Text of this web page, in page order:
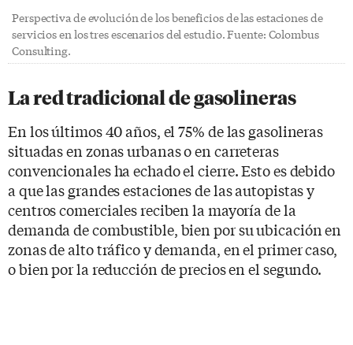
Perspectiva de evolución de los beneficios de las estaciones de
servicios en los tres escenarios del estudio. Fuente: Colombus
Consulting.
La red tradicional de gasolineras
En los últimos 40 años, el 75% de las gasolineras
situadas en zonas urbanas o en carreteras
convencionales ha echado el cierre. Esto es debido
a que las grandes estaciones de las autopistas y
centros comerciales reciben la mayoría de la
demanda de combustible, bien por su ubicación en
zonas de alto tráfico y demanda, en el primer caso,
o bien por la reducción de precios en el segundo.